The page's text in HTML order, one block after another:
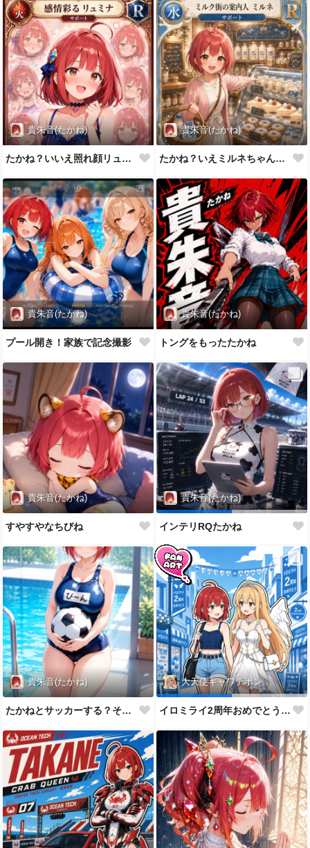
貴朱音(たかね)
たかね？いいえ照れ顔リュミナだよ❤
貴朱音(たかね)
たかね？いえミルネちゃんです！
貴朱音(たかね)
プール開き！家族で記念撮影
貴朱音(たかね)
トングをもったたかね
貴朱音(たかね)
すやすやなちびね
貴朱音(たかね)
インテリRQたかね
貴朱音(たかね)
たかねとサッカーする？それとも泳ぐ？💗
大天使キャワテポン
イロミライ2周年おめでとうございます